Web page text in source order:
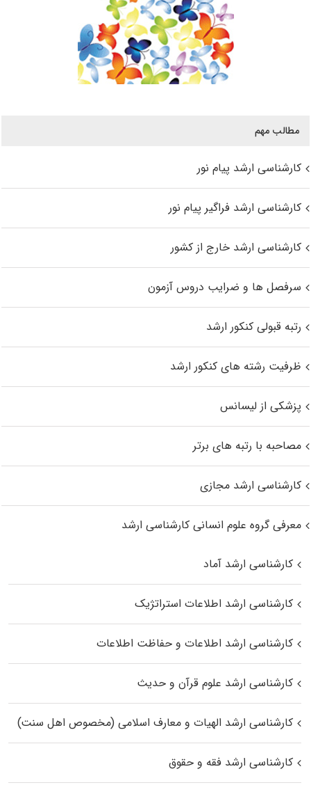
مطالب مهم
کارشناسی ارشد پیام نور
کارشناسی ارشد فراگیر پیام نور
کارشناسی ارشد خارج از کشور
سرفصل ها و ضرایب دروس آزمون
رتبه قبولی کنکور ارشد
ظرفیت رشته های کنکور ارشد
پزشکی از لیسانس
مصاحبه با رتبه های برتر
کارشناسی ارشد مجازی
معرفی گروه علوم انسانی کارشناسی ارشد
کارشناسی ارشد آماد
کارشناسی ارشد اطلاعات استراتژیک
کارشناسی ارشد اطلاعات و حفاظت اطلاعات
کارشناسی ارشد علوم قرآن و حدیث
کارشناسی ارشد الهیات و معارف اسلامی (مخصوص اهل سنت)
کارشناسی ارشد فقه و حقوق